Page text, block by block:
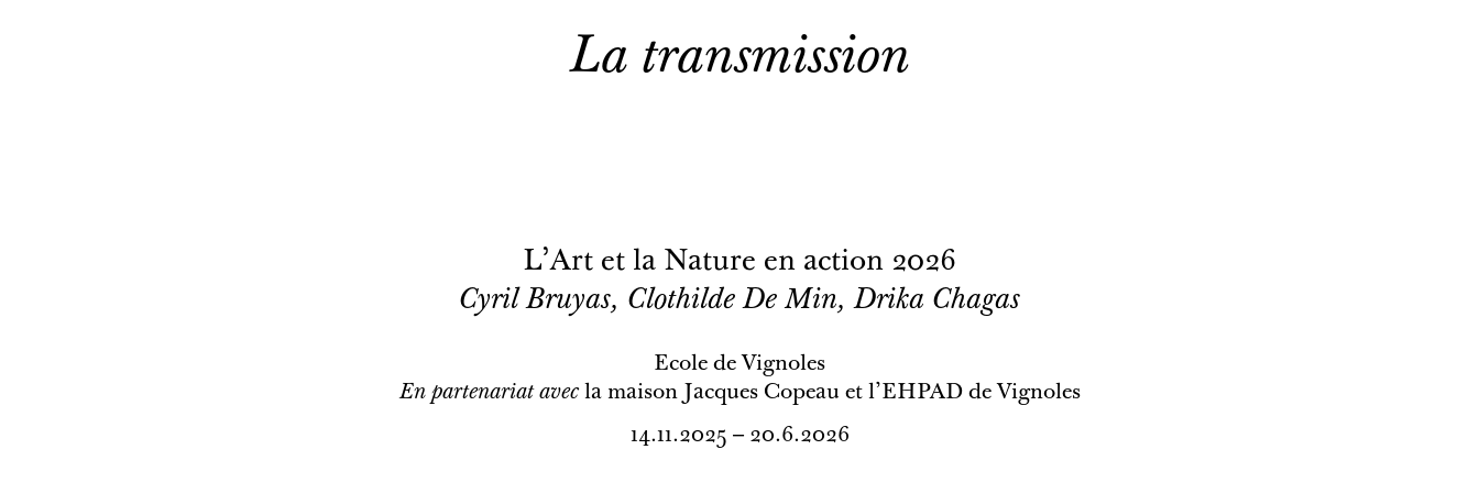
La transmission
L'Art et la Nature en action 2026
Cyril Bruyas, Clothilde De Min, Drika Chagas
Ecole de Vignoles
En partenariat avec la maison Jacques Copeau et l'EHPAD de Vignoles
14.11.2025 – 20.6.2026